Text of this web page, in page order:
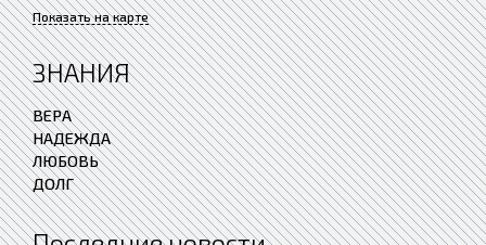
Показать на карте
ЗНАНИЯ
ВЕРА
НАДЕЖДА
ЛЮБОВЬ
ДОЛГ